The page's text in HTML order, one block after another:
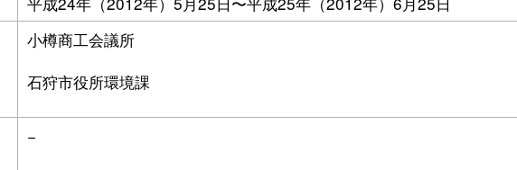
小樽商工会議所
石狩市役所環境課
−